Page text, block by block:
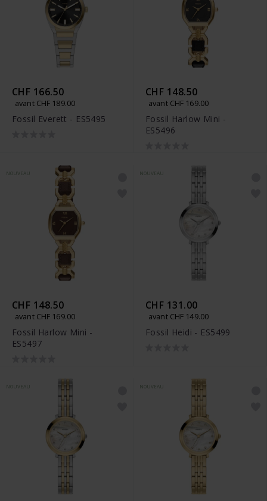
CHF 166.50
avant CHF 189.00
Fossil Everett - ES5495
CHF 148.50
avant CHF 169.00
Fossil Harlow Mini -
ES5496
CHF 148.50
avant CHF 169.00
Fossil Harlow Mini -
ES5497
CHF 131.00
avant CHF 149.00
Fossil Heidi - ES5499